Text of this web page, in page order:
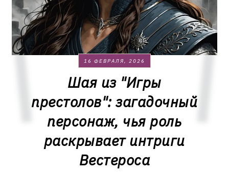
16 ФЕВРАЛЯ, 2026
Шая из "Игры
престолов": загадочный
персонаж, чья роль
раскрывает интриги
Вестероса